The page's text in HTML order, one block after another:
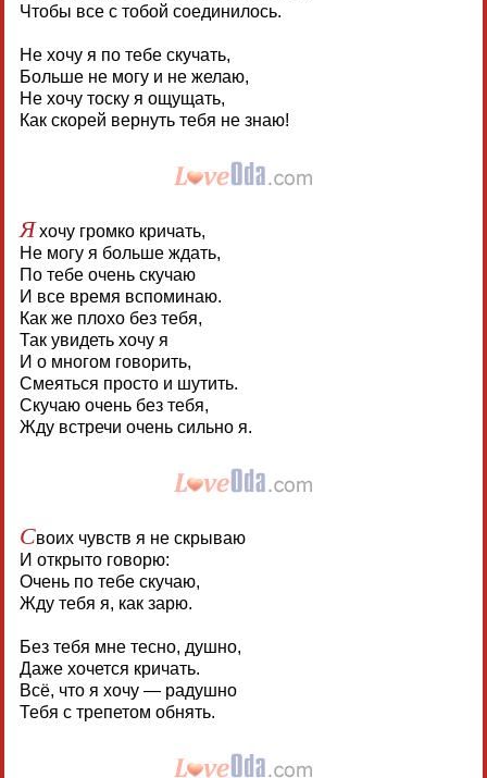
Чтобы все с тобой соединилось.
Не хочу я по тебе скучать,
Больше не могу и не желаю,
Не хочу тоску я ощущать,
Как скорей вернуть тебя не знаю!
Яхочу громко кричать,
Не могу я больше ждать,
По тебе очень скучаю
И все время вспоминаю.
Как же плохо без тебя,
Так увидеть хочу я
И о многом говорить,
Смеяться просто и шутить.
Скучаю очень без тебя,
Жду встречи очень сильно я.
Своих чувств я не скрываю
И открыто говорю:
Очень по тебе скучаю,
Жду тебя я, как зарю.
Без тебя мне тесно, душно,
Даже хочется кричать.
Всё, что я хочу — радушно
Тебя с трепетом обнять.